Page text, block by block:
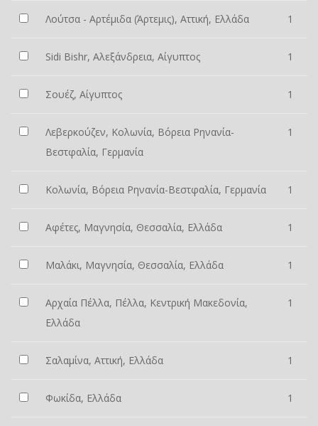
Λούτσα - Αρτέμιδα (Άρτεμις), Αττική, Ελλάδα 1
Sidi Bishr, Αλεξάνδρεια, Αίγυπτος 1
Σουέζ, Αίγυπτος 1
Λεβερκούζεν, Κολωνία, Βόρεια Ρηνανία-
Βεστφαλία, Γερμανία
1
Κολωνία, Βόρεια Ρηνανία-Βεστφαλία, Γερμανία 1
Αφέτες, Μαγνησία, Θεσσαλία, Ελλάδα 1
Μαλάκι, Μαγνησία, Θεσσαλία, Ελλάδα 1
Αρχαία Πέλλα, Πέλλα, Κεντρική Μακεδονία,
Ελλάδα
1
Σαλαμίνα, Αττική, Ελλάδα 1
Φωκίδα, Ελλάδα 1